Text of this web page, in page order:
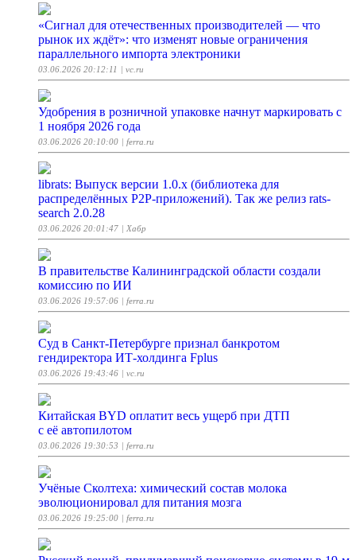
«Сигнал для отечественных производителей — что
рынок их ждёт»: что изменят новые ограничения
параллельного импорта электроники
03.06.2026 20:12:11 | vc.ru
Удобрения в розничной упаковке начнут маркировать с
1 ноября 2026 года
03.06.2026 20:10:00 | ferra.ru
librats: Выпуск версии 1.0.x (библиотека для
распределённых P2P-приложений). Так же релиз rats-
search 2.0.28
03.06.2026 20:01:47 | Хабр
В правительстве Калининградской области создали
комиссию по ИИ
03.06.2026 19:57:06 | ferra.ru
Суд в Санкт-Петербурге признал банкротом
гендиректора ИТ-холдинга Fplus
03.06.2026 19:43:46 | vc.ru
Китайская BYD оплатит весь ущерб при ДТП
с её автопилотом
03.06.2026 19:30:53 | ferra.ru
Учёные Сколтеха: химический состав молока
эволюционировал для питания мозга
03.06.2026 19:25:00 | ferra.ru